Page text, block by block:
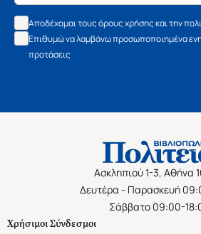
Αποδέχομαι τους όρους χρήσης και την
Επιθυμώ να λαμβάνω προσωποποιημένα
προτάσεις
Ασκληπιού 1-3, Αθήνα
Δευτέρα - Παρασκευή
Σάββατο 09:00-
Χρήσιμοι Σύνδεσμοι